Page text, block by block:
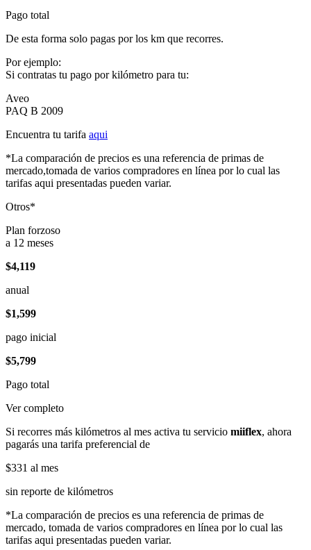
Pago total
De esta forma solo pagas por los km que recorres.
Por ejemplo:
Si contratas tu pago por kilómetro para tu:
Aveo
PAQ B 2009
Encuentra tu tarifa aqui
*La comparación de precios es una referencia de primas de
mercado,tomada de varios compradores en línea por lo cual las
tarifas aqui presentadas pueden variar.
Otros*
Plan forzoso
a 12 meses
$4,119
anual
$1,599
pago inicial
$5,799
Pago total
Ver completo
Si recorres más kilómetros al mes activa tu servicio miiflex, ahora
pagarás una tarifa preferencial de
$331 al mes
sin reporte de kilómetros
*La comparación de precios es una referencia de primas de
mercado, tomada de varios compradores en línea por lo cual las
tarifas aqui presentadas pueden variar.